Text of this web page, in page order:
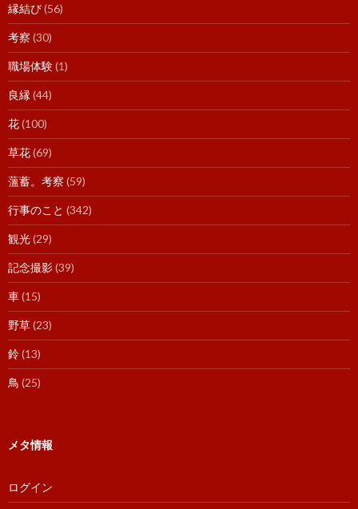
縁結び(56)
考察 (30)
職場体験(1)
良縁 (44)
花(100)
草花(69)
薀蓄。考察 (59)
行事のこと (342)
観光(29)
記念撮影(39)
車(15)
野草(23)
鈴(13)
鳥 (25)
メタ情報
ログイン